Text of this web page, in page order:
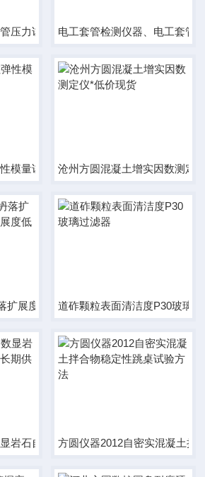
压力试验机、套管压力试验机
电工套管检测仪器、电工套管
模量试验装置低价批发
沧州方圆混凝土增实因数测定
扩展度测定仪、坍落扩展度低价批发
道砟颗粒表面清洁度P30玻璃
岩石自由膨胀率试验仪长期供应
方圆仪器2012自密实混凝土拌